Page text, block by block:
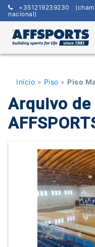
Skip
content
+351219239230
nacional)
Início » Piso » Piso
Arquivo